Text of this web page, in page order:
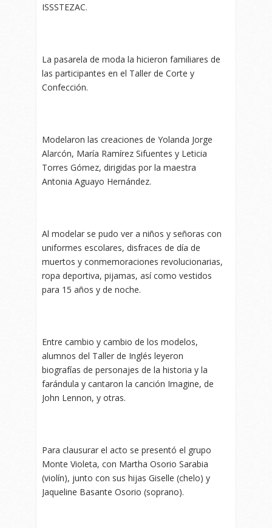
ISSSTEZAC.
La pasarela de moda la hicieron familiares de
las participantes en el Taller de Corte y
Confección.
Modelaron las creaciones de Yolanda Jorge
Alarcón, María Ramírez Sifuentes y Leticia
Torres Gómez, dirigidas por la maestra
Antonia Aguayo Hernández.
Al modelar se pudo ver a niños y señoras con
uniformes escolares, disfraces de día de
muertos y conmemoraciones revolucionarias,
ropa deportiva, pijamas, así como vestidos
para 15 años y de noche.
Entre cambio y cambio de los modelos,
alumnos del Taller de Inglés leyeron
biografías de personajes de la historia y la
farándula y cantaron la canción Imagine, de
John Lennon, y otras.
Para clausurar el acto se presentó el grupo
Monte Violeta, con Martha Osorio Sarabia
(violín), junto con sus hijas Giselle (chelo) y
Jaqueline Basante Osorio (soprano).